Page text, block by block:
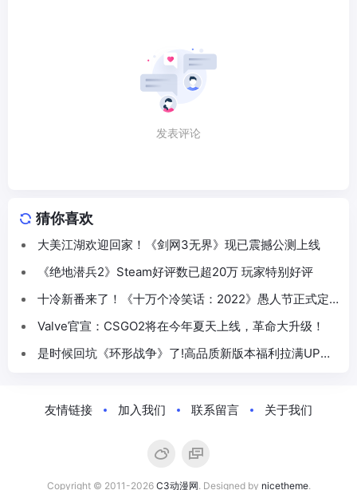
发表评论
猜你喜欢
大美江湖欢迎回家！《剑网3无界》现已震撼公测上线
《绝地潜兵2》Steam好评数已超20万 玩家特别好评
十冷新番来了！《十万个冷笑话：2022》愚人节正式定
Valve官宣：CSGO2将在今年夏天上线，革命大升级！
是时候回坑《环形战争》了!高品质新版本福利拉满UP集
友情链接 加入我们 联系留言 关于我们
Copyright © 2011-2026 C3动漫网. Designed by nicetheme.